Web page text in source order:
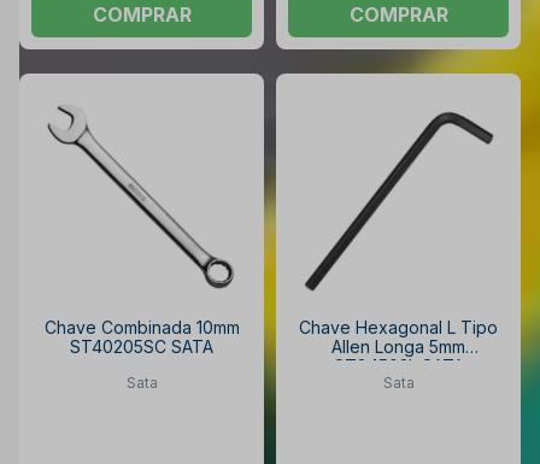
COMPRAR COMPRAR
Chave Combinada 10mm
ST40205SC SATA
Sata
Chave Hexagonal L Tipo
Allen Longa 5mm
ST84503L SATA
Sata